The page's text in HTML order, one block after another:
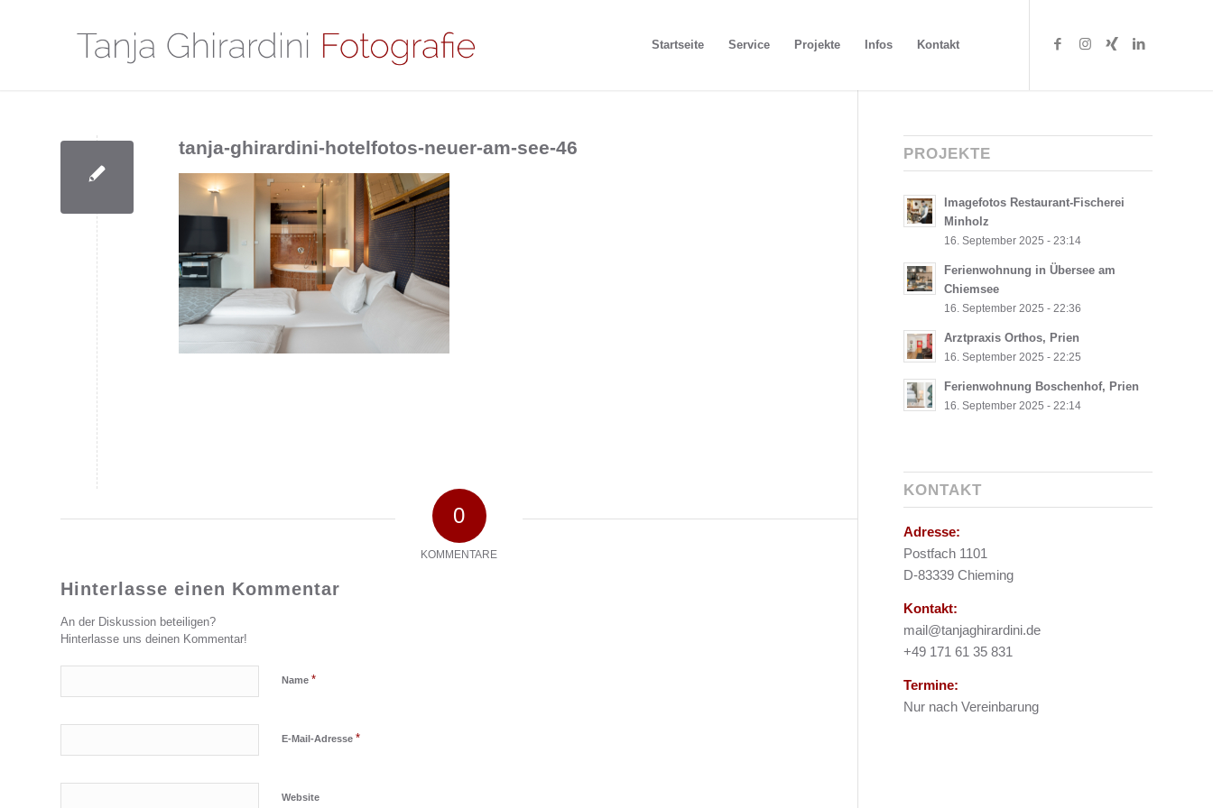
Startseite Service Projekte Infos Kontakt
tanja-ghirardini-hotelfotos-neuer-am-see-46
0
KOMMENTARE
Hinterlasse einen Kommentar
An der Diskussion beteiligen?
Hinterlasse uns deinen Kommentar!
Name *
E-Mail-Adresse *
Website
PROJEKTE
Imagefotos Restaurant-Fischerei
Minholz
16. September 2025 - 23:14
Ferienwohnung in Übersee am
Chiemsee
16. September 2025 - 22:36
Arztpraxis Orthos, Prien
16. September 2025 - 22:25
Ferienwohnung Boschenhof, Prien
16. September 2025 - 22:14
KONTAKT
Adresse:
Postfach 1101
D-83339 Chieming
Kontakt:
mail@tanjaghirardini.de
+49 171 61 35 831
Termine:
Nur nach Vereinbarung